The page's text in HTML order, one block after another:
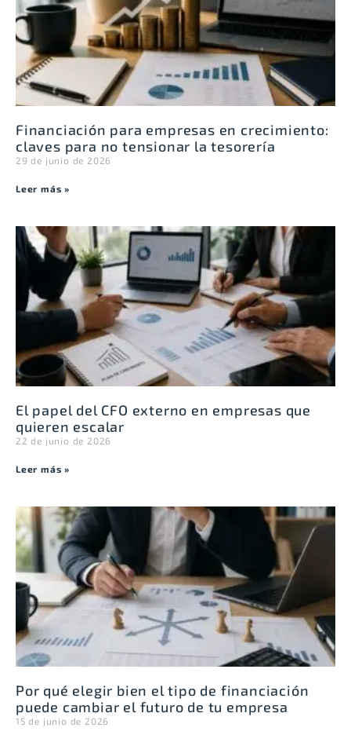
Financiación para empresas en crecimiento:
claves para no tensionar la tesorería
29 de junio de 2026
Leer más »
El papel del CFO externo en empresas que
quieren escalar
22 de junio de 2026
Leer más »
Por qué elegir bien el tipo de financiación
puede cambiar el futuro de tu empresa
15 de junio de 2026